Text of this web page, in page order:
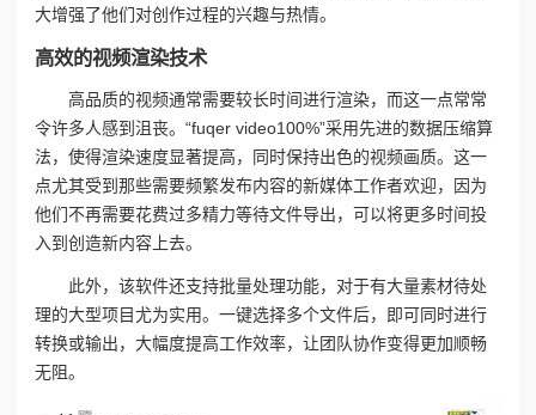
大增强了他们对创作过程的兴趣与热情。
高效的视频渲染技术
高品质的视频通常需要较长时间进行渲染，而这一点常常
令许多人感到沮丧。“fuqer video100%”采用先进的数据压缩算
法，使得渲染速度显著提高，同时保持出色的视频画质。这一
点尤其受到那些需要频繁发布内容的新媒体工作者欢迎，因为
他们不再需要花费过多精力等待文件导出，可以将更多时间投
入到创造新内容上去。
此外，该软件还支持批量处理功能，对于有大量素材待处
理的大型项目尤为实用。一键选择多个文件后，即可同时进行
转换或输出，大幅度提高工作效率，让团队协作变得更加顺畅
无阻。